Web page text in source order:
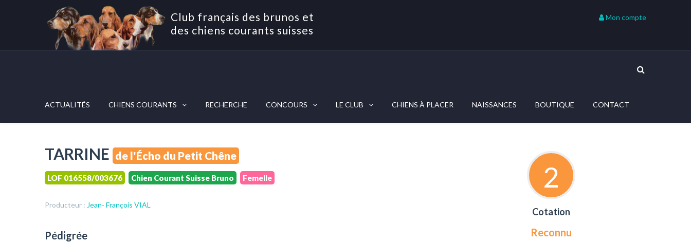
Club français des brunos et
des chiens courants suisses
Mon compte
ACTUALITÉS CHIENS COURANTS RECHERCHE CONCOURS LE CLUB CHIENS À PLACER NAISSANCES BOUTIQUE CONTACT
TARRINE de l'Écho du Petit Chêne
LOF 016558/003676 Chien Courant Suisse Bruno Femelle
Producteur : Jean- François VIAL
Pédigrée
2
Cotation
Reconnu